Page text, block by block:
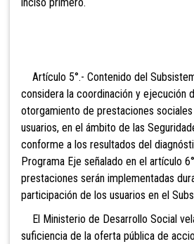
Artículo 5°.- Contenido del
considera la coordinación y ejecución
otorgamiento de prestaciones
usuarios, en el ámbito de las
conforme a los resultados del
Programa Eje señalado en el artículo
prestaciones serán implementadas
participación de los usuarios en el
El Ministerio de Desarrollo Social
suficiencia de la oferta pública de